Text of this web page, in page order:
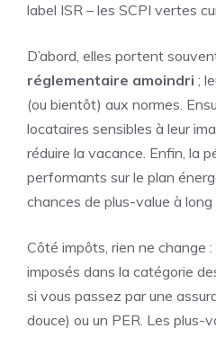
label ISR – les SCPI vertes
D’abord, elles portent
réglementaire amoindri ;
(ou bientôt) aux normes.
locataires sensibles à leur
réduire la vacance. Enfin, la
performants sur le plan
chances de plus-value à long
Côté impôts, rien ne change
imposés dans la catégorie
si vous passez par une
douce) ou un PER. Les plus-